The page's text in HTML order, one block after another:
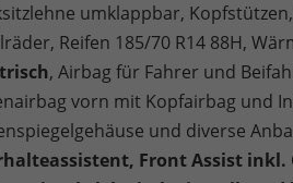
umklappbar,
Reifen 185/70 R14 88H,
, Airbag für Fahrer und
vorn mit Kopfairbag und
und diverse
Front Assist